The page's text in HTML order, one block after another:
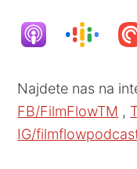
Najdete nas na
FB/FilmFlowTM ,
IG/